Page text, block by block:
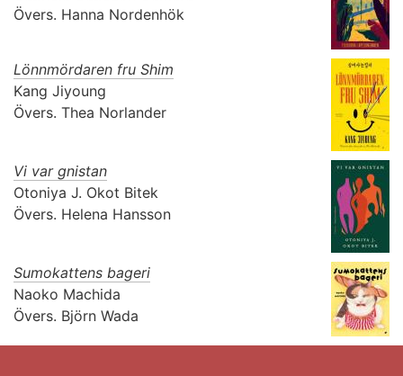
Övers. Hanna Nordenhök
Lönnmördaren fru Shim
Kang Jiyoung
Övers. Thea Norlander
Vi var gnistan
Otoniya J. Okot Bitek
Övers. Helena Hansson
Sumokattens bageri
Naoko Machida
Övers. Björn Wada